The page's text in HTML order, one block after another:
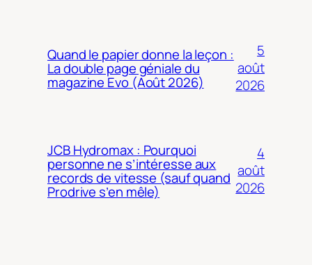
Quand le papier donne la leçon :
La double page géniale du
magazine Evo (Août 2026)
5
août
2026
JCB Hydromax : Pourquoi
personne ne s’intéresse aux
records de vitesse (sauf quand
Prodrive s’en mêle)
4
août
2026